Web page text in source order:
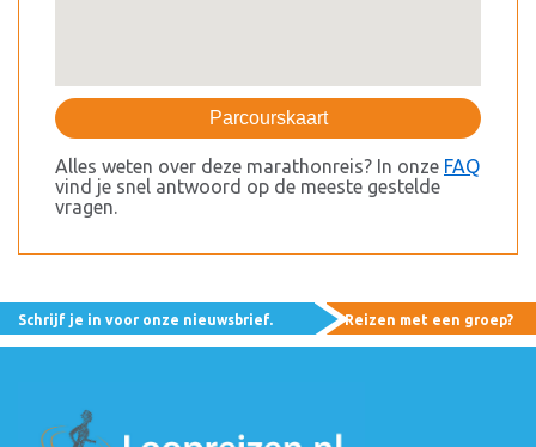
Parcourskaart
Alles weten over deze marathonreis? In onze FAQ
vind je snel antwoord op de meeste gestelde
vragen.
Schrijf je in voor onze nieuwsbrief. Reizen met een groep?